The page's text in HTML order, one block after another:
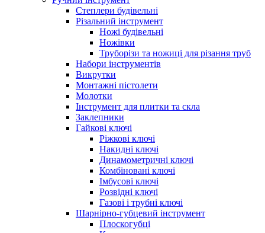
Степлери будівельні
Різальний інструмент
Ножі будівельні
Ножівки
Труборізи та ножиці для різання труб
Набори інструментів
Викрутки
Монтажні пістолети
Молотки
Інструмент для плитки та скла
Заклепники
Гайкові ключі
Ріжкові ключі
Накидні ключі
Динамометричні ключі
Комбіновані ключі
Імбусові ключі
Розвідні ключі
Газові і трубні ключі
Шарнірно-губцевий інструмент
Плоскогубцi